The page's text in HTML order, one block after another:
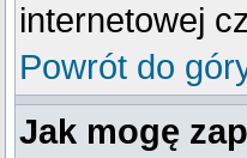
internetowej
Powrót do
Jak mogę